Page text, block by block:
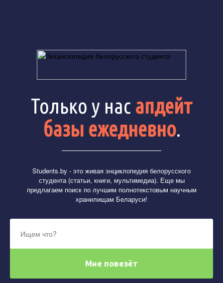
Только у нас апдейт
базы ежедневно.
Students.by - это живая энциклопедия белорусского
студента (статьи, книги, мультимедиа). Еще мы
предлагаем поиск по лучшим полнотекстовым научным
хранилищам Беларуси!